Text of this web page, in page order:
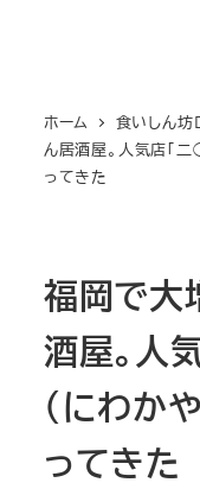
ホーム 食いしん坊
ん居酒屋。人気店「
ってきた
福岡で大
酒屋。人
（にわか
ってきた